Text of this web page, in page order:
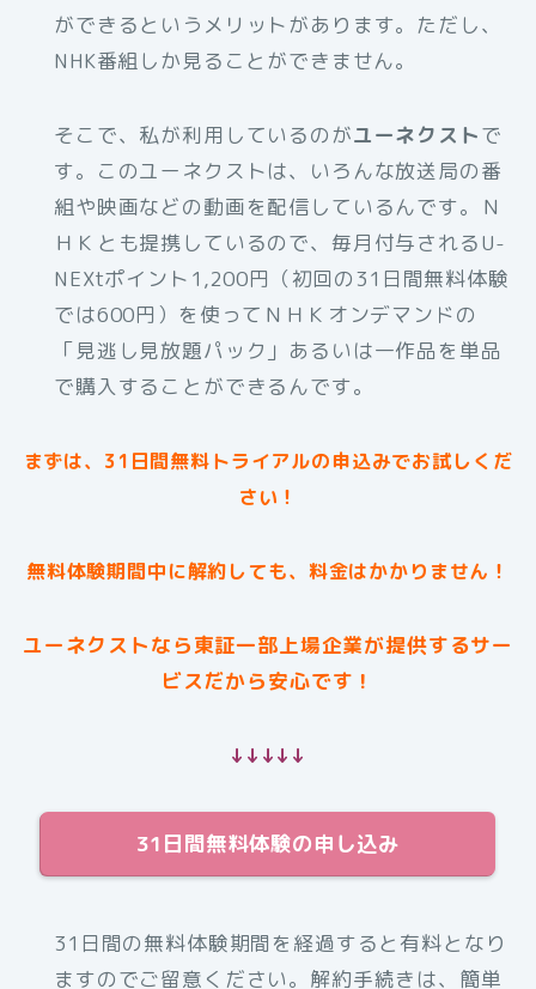
ができるというメリットがあります。ただし、
NHK番組しか見ることができません。
そこで、私が利用しているのがユーネクストで
す。このユーネクストは、いろんな放送局の番
組や映画などの動画を配信しているんです。Ｎ
ＨＫとも提携しているので、毎月付与されるU-
NEXtポイント1,200円（初回の31日間無料体験
では600円）を使ってＮＨＫオンデマンドの
「見逃し見放題パック」あるいは一作品を単品
で購入することができるんです。
まずは、31日間無料トライアルの申込みでお試しくだ
さい！
無料体験期間中に解約しても、料金はかかりません！
ユーネクストなら東証一部上場企業が提供するサー
ビスだから安心です！
↓↓↓↓↓
31日間無料体験の申し込み
31日間の無料体験期間を経過すると有料となり
ますのでご留意ください。解約手続きは、簡単